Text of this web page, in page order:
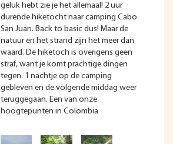
geluk hebt zie je het allemaal! 2 uur
durende hiketocht naar camping Cabo
San Juan. Back to basic dus! Maar de
natuur en het strand zijn het meer dan
waard. De hiketoch is overigens geen
straf, want je komt prachtige dingen
tegen. 1 nachtje op de camping
gebleven en de volgende middag weer
teruggegaan. Een van onze
hoogtepunten in Colombia